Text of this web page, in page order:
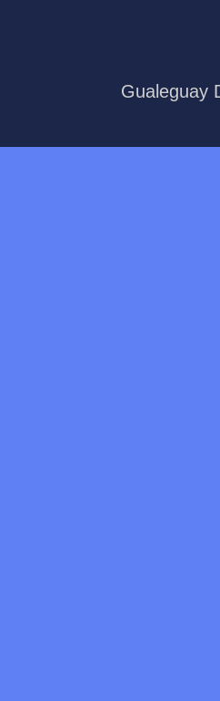
Gualeguay